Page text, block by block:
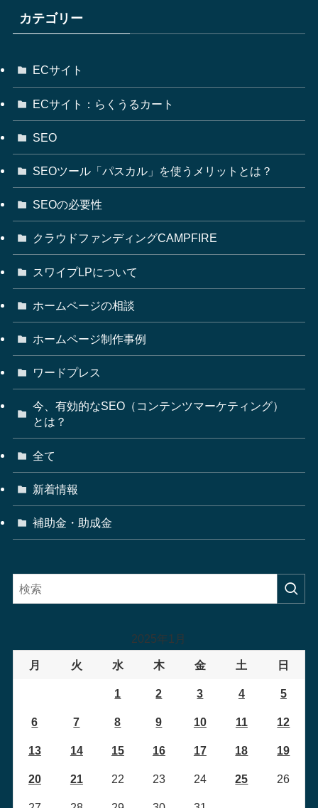
カテゴリー
ECサイト
ECサイト：らくうるカート
SEO
SEOツール「パスカル」を使うメリットとは？
SEOの必要性
クラウドファンディングCAMPFIRE
スワイプLPについて
ホームページの相談
ホームページ制作事例
ワードプレス
今、有効的なSEO（コンテンツマーケティング）
とは？
全て
新着情報
補助金・助成金
2025年1月
月 火 水 木 金 土 日
1 2 3 4 5
6 7 8 9 10 11 12
13 14 15 16 17 18 19
20 21 22 23 24 25 26